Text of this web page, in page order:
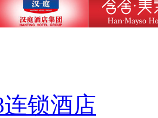
锁酒店